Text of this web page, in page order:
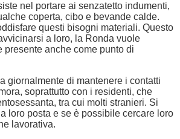
nel portare ai senzatetto indumenti,
coperta, cibo e bevande calde.
questi bisogni materiali. Questo
a loro, la Ronda vuole
presente anche come punto di
giornalmente di mantenere i contatti
soprattutto con i residenti, che
tra cui molti stranieri. Si
loro posta e se è possibile cercare loro
lavorativa.